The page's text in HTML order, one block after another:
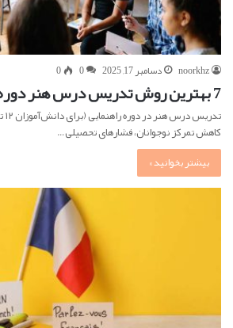
noorkhz
دسامبر 17, 2025 0
0
7 بهترین روش تدریس درس هنر دوره راهنمایی+ نکات
کاهش تمرکز نوجوانان، فشارهای تحصیلی…
بیشتر بخوانید »